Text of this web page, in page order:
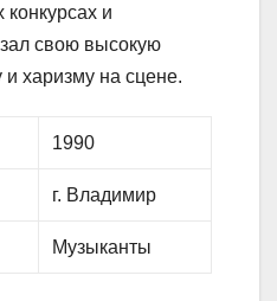
конкурсах и
свою высокую
и харизму на сцене.
1990
г. Владимир
Музыканты